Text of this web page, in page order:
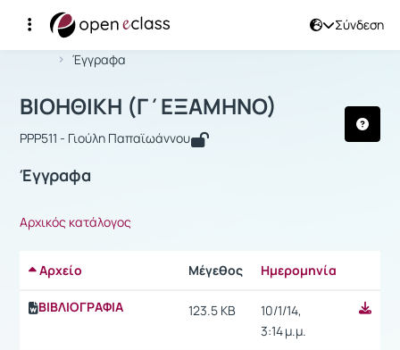
Σύνδεση
Αρχική Σελίδα
Έγγραφα
Μάθημα : ΒΙΟΗΘΙΚΗ (Γ΄ΕΞΑΜΗΝΟ)
ΒΙΟΗΘΙΚΗ (Γ΄ΕΞΑΜΗΝΟ)
PPP511 - Γιούλη Παπαϊωάννου
Έγγραφα
Αρχικός κατάλογος
Αρχείο Μέγεθος Ημερομηνία
ΒΙΒΛΙΟΓΡΑΦΙΑ
123.5 KB
10/1/14,
3:14 μ.μ.